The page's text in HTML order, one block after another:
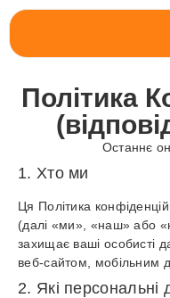
Політика
Останнє
1. Хто ми
Ця Політика
(далі «ми», «наш» або
захищає ваші особисті
веб-сайтом, мобільним
2. Які персональні